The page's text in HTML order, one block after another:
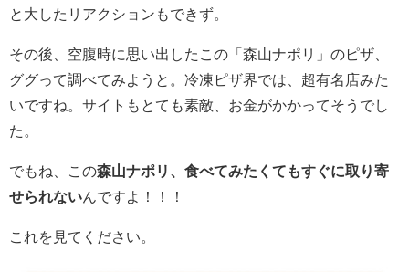
と大したリアクションもできず。
その後、空腹時に思い出したこの「森山ナポリ」のピザ、
ググって調べてみようと。冷凍ピザ界では、超有名店みた
いですね。サイトもとても素敵、お金がかかってそうでし
た。
でもね、この森山ナポリ、食べてみたくてもすぐに取り寄
せられないんですよ！！！
これを見てください。